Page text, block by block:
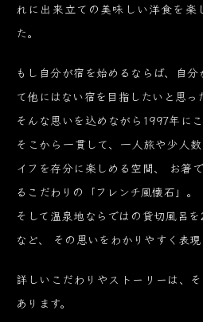
れに出来立ての美味しい洋食を楽
た。
もし自分が宿を始めるならば、自分
て他にはない宿を目指したいと思っ
そんな思いを込めながら1997年に
そこから一貫して、一人旅や少人
イフを存分に楽しめる空間、
お箸
るこだわりの「フレンチ風懐石」。
そして温泉地ならではの貸切風呂
など、
その思いをわかりやすく表現
詳しいこだわりやストーリーは、
あります。